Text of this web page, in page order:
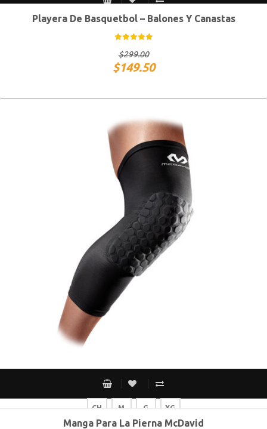
S MEX / XS USA M MEX / S USA G MEX / M USA XG MEX / G USA
Playera De Basquetbol – Balones Y Canastas
$299.00
$149.50
CH M G XG
Manga Para La Pierna McDavid